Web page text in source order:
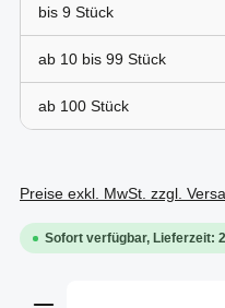
bis 9
ab 10 bis 99
ab 100
Preise exkl. MwSt. zzgl.
Sofort verfügbar, Lieferzeit:
Produkt Anzahl: Gib